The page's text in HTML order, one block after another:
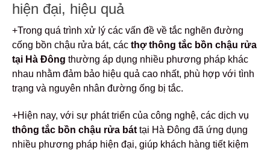
hiện đại, hiệu quả
+Trong quá trình xử lý các vấn đề về tắc nghẽn đường
cống bồn chậu rửa bát, các thợ thông tắc bồn chậu rửa
tại Hà Đông thường áp dụng nhiều phương pháp khác
nhau nhằm đảm bảo hiệu quả cao nhất, phù hợp với tình
trạng và nguyên nhân đường ống bị tắc.
+Hiện nay, với sự phát triển của công nghệ, các dịch vụ
thông tắc bồn chậu rửa bát tại Hà Đông đã ứng dụng
nhiều phương pháp hiện đại, giúp khách hàng tiết kiệm